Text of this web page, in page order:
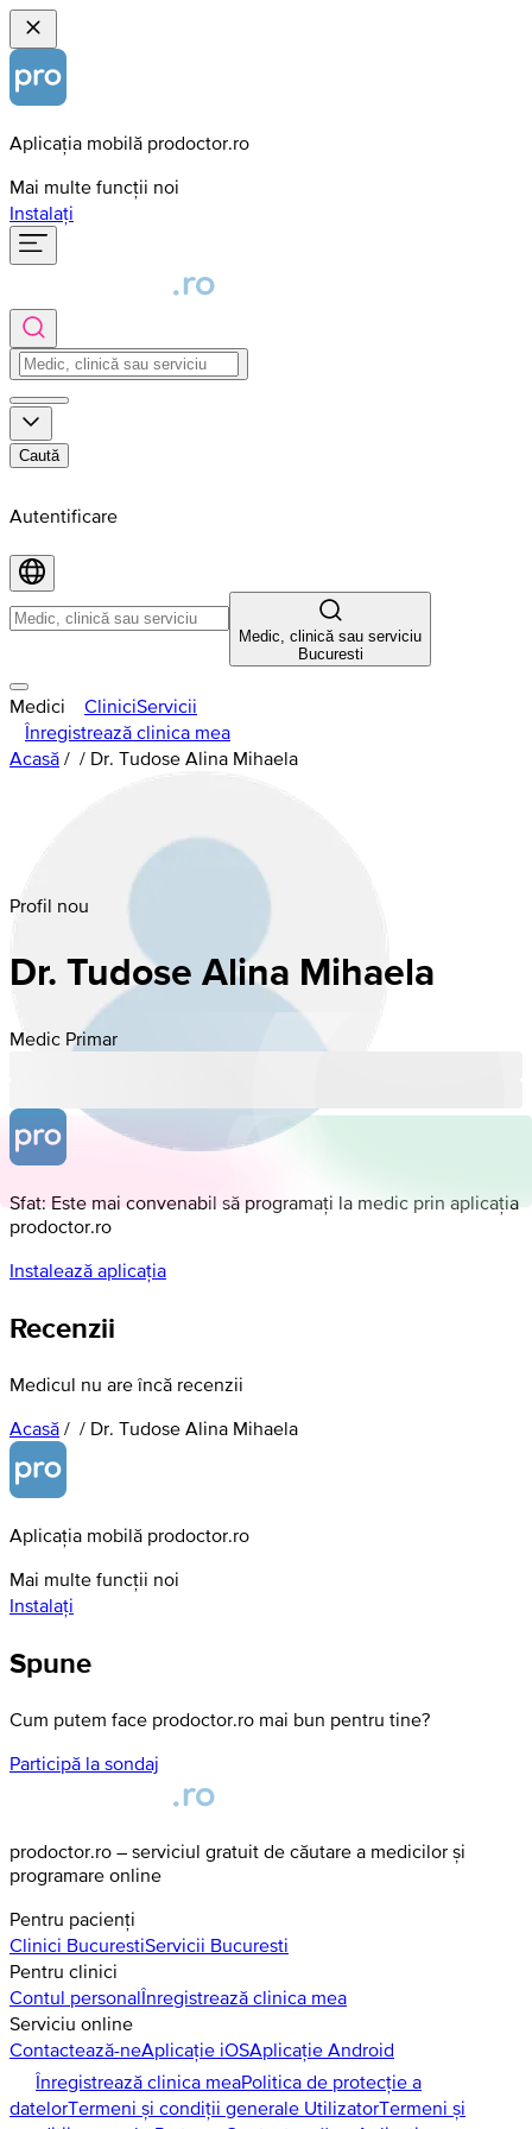
Aplicația mobilă prodoctor.ro
Mai multe funcții noi
Instalați
Caută
Autentificare
Medic, clinică sau serviciu
Bucuresti
Medici CliniciServicii
Înregistrează clinica mea
Acasă / / Dr. Tudose Alina Mihaela
Profil nou
Dr. Tudose Alina Mihaela
Medic Primar
Sfat: Este mai convenabil să programați la medic prin aplicația
prodoctor.ro
Instalează aplicația
Recenzii
Medicul nu are încă recenzii
Acasă / / Dr. Tudose Alina Mihaela
Aplicația mobilă prodoctor.ro
Mai multe funcții noi
Instalați
Spune
Cum putem face prodoctor.ro mai bun pentru tine?
Participă la sondaj
prodoctor.ro – serviciul gratuit de căutare a medicilor și
programare online
Pentru pacienți
Clinici BucurestiServicii Bucuresti
Pentru clinici
Contul personalÎnregistrează clinica mea
Serviciu online
Contactează-neAplicație iOSAplicație Android
Înregistrează clinica meaPolitica de protecție a
datelorTermeni și condiții generale UtilizatorTermeni și